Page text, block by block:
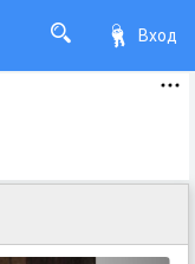
Вход